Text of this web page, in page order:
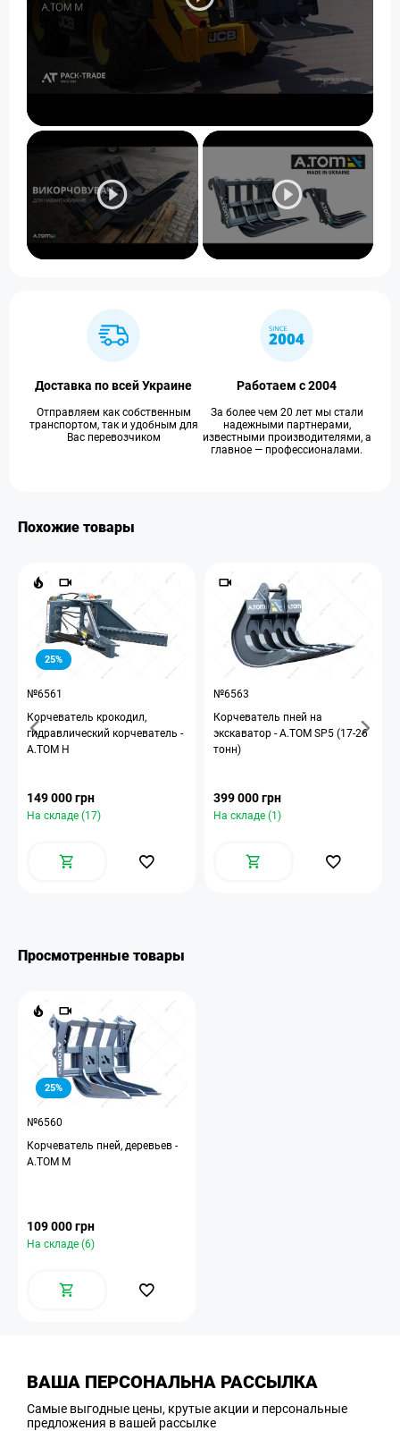
Доставка по всей Украине
Отправляем как собственным
транспортом, так и удобным для
Вас перевозчиком
Работаем с 2004
За более чем 20 лет мы стали
надежными партнерами,
известными производителями, а
главное — профессионалами.
Похожие товары
25%
№6561
Корчеватель крокодил,
гидравлический корчеватель -
A.TOM H
149 000 грн
На складе (17)
№6563
Корчеватель пней на
экскаватор - A.TOM SP5 (17-26
тонн)
399 000 грн
На складе (1)
Просмотренные товары
25%
№6560
Корчеватель пней, деревьев -
A.TOM M
109 000 грн
На складе (6)
ВАША ПЕРСОНАЛЬНА РАССЫЛКА
Самые выгодные цены, крутые акции и персональные
предложения в вашей рассылке